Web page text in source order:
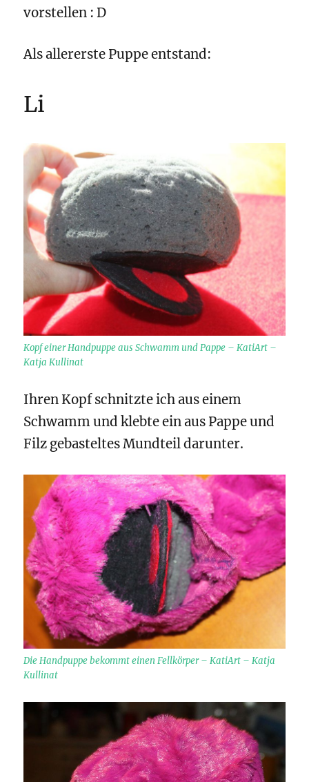
vorstellen : D
Als allererste Puppe entstand:
Li
Kopf einer Handpuppe aus Schwamm und Pappe – KatiArt –
Katja Kullinat
Ihren Kopf schnitzte ich aus einem
Schwamm und klebte ein aus Pappe und
Filz gebasteltes Mundteil darunter.
Die Handpuppe bekommt einen Fellkörper – KatiArt – Katja
Kullinat